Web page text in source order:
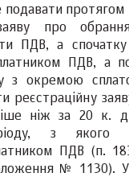
протягом
про
ПДВ, а спочатку
ПДВ, а
з окремою
реєстраційну
ніж за 20 к.
з якого
ПДВ (п.
№ 1130). У